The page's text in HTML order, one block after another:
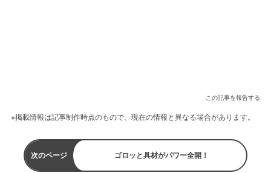
この記事を報告する
※掲載情報は記事制作時点のもので、現在の情報と異なる場合があります。
次のページ ゴロッと具材がパワー全開！